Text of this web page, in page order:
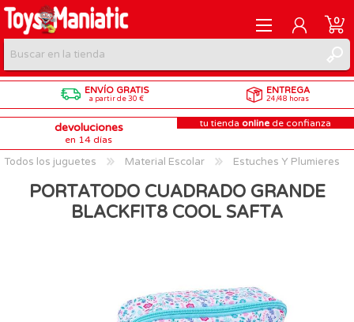
REGISTRARME
INICIAR SESIÓN
0
ENVÍO GRATIS
a partir de 30 €
ENTREGA
24/48 horas
devoluciones
en 14 días
tu tienda online de confianza
Todos los juguetes Material Escolar Estuches Y Plumieres
PORTATODO CUADRADO GRANDE
BLACKFIT8 COOL SAFTA